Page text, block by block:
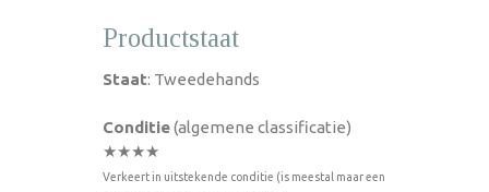
Productstaat
Staat: Tweedehands
Conditie(algemene classificatie)
★★★★
Verkeert in uitstekende conditie (is meestal maar een